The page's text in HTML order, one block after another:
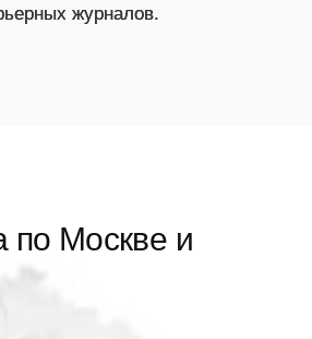
журналов.
по Москве и